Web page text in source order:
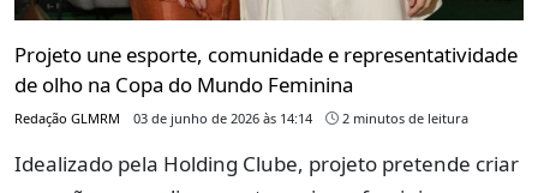
Projeto une esporte, comunidade e representatividade
de olho na Copa do Mundo Feminina
Redação GLMRM 03 de junho de 2026 às 14:14 2 minutos de leitura
Idealizado pela Holding Clube, projeto pretende criar